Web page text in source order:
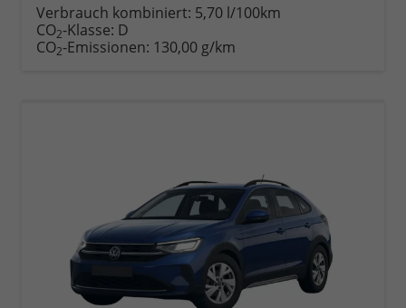
anfordern
Datei,
Verbrauch kombiniert: 5,70 l/100km
CO2-Klasse: D
CO2-Emissionen: 130,00 g/km